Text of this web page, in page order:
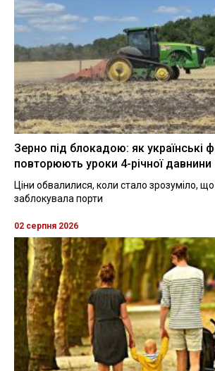
Зерно під блокадою: як українські
повторюють уроки 4-річної давнини
Ціни обвалилися, коли стало зрозуміло, що
заблокувала порти
02 серпня 2026